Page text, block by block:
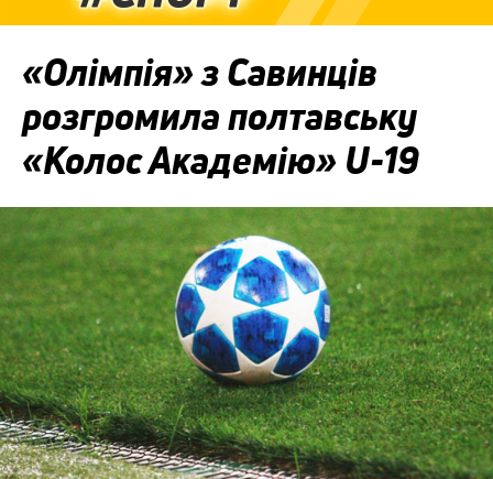
«Олімпія» з Савинців
розгромила полтавську
«Колос Академію» U-19